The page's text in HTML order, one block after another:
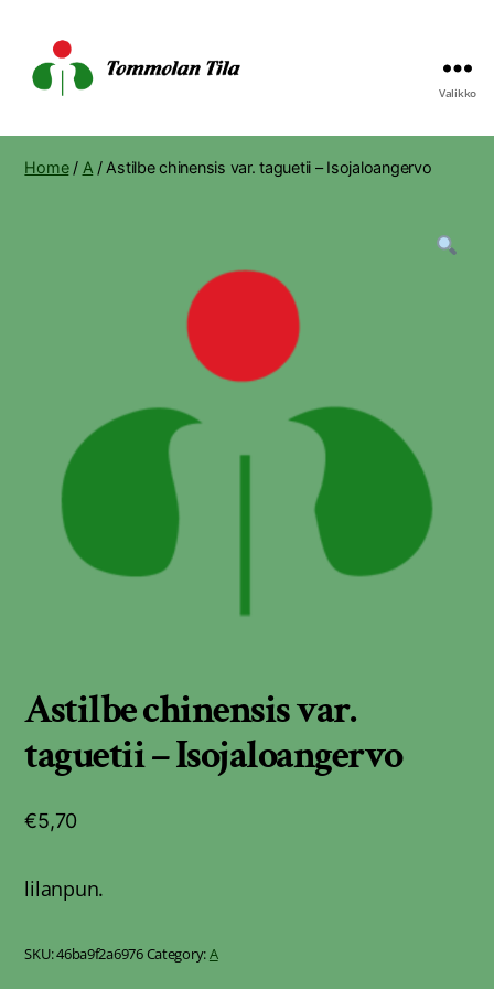
Tila
Valikko
Home/ A / Astilbe chinensis var. taguetii – Isojaloangervo
Astilbe chinensis var.
taguetii – Isojaloangervo
€5,70
lilanpun.
SKU:46ba9f2a6976Category:A